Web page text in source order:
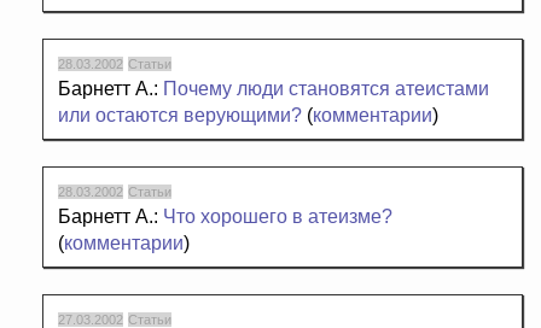
28.03.2002 Статьи
Барнетт А.: Почему люди становятся атеистами
или остаются верующими? (комментарии)
28.03.2002 Статьи
Барнетт А.: Что хорошего в атеизме?
(комментарии)
27.03.2002 Статьи